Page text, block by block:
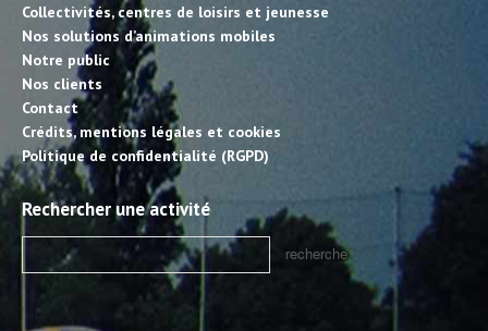
Collectivités, centres de loisirs et jeunesse
Nos solutions d’animations mobiles
Notre public
Nos clients
Contact
Crédits, mentions légales et cookies
Politique de confidentialité (RGPD)
Rechercher une activité